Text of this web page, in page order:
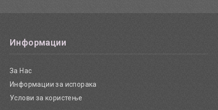
Информации
За Нас
Информации за испорака
Услови за користење